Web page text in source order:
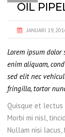
OIL
JANUARI 19,
Lorem ipsum
enim aliquam,
sed elit nec
fringilla, tortor
Quisque et lectus
Morbi mi nisl,
Nullam nisi